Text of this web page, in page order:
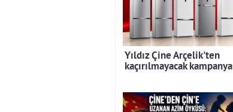
Yıldız Çine Arçelik'ten
kaçırılmayacak kampanya